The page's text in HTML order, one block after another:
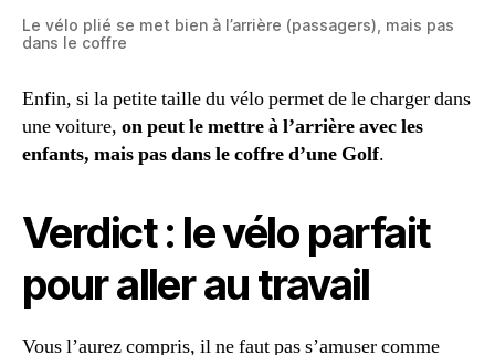
Le vélo plié se met bien à l’arrière (passagers), mais pas
dans le coffre
Enfin, si la petite taille du vélo permet de le charger dans
une voiture, on peut le mettre à l’arrière avec les
enfants, mais pas dans le coffre d’une Golf.
Verdict : le vélo parfait
pour aller au travail
Vous l’aurez compris, il ne faut pas s’amuser comme